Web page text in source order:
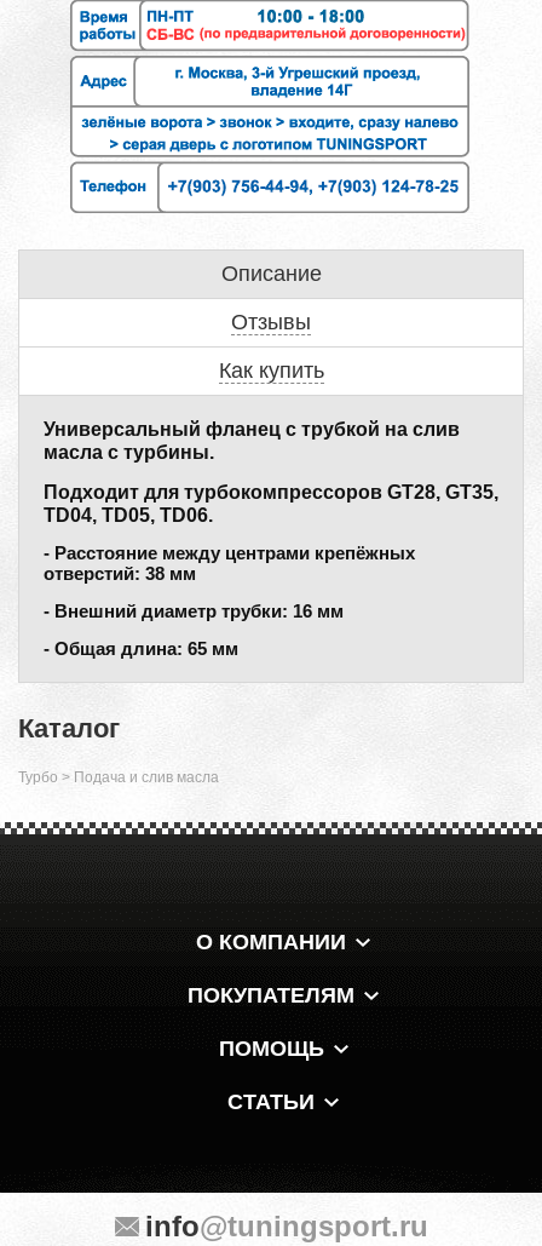
Описание
Отзывы
Как купить
Универсальный фланец с трубкой на слив
масла с турбины.
Подходит для турбокомпрессоров GT28, GT35,
TD04, TD05, TD06.
- Расстояние между центрами крепёжных
отверстий: 38 мм
- Внешний диаметр трубки: 16 мм
- Общая длина: 65 мм
Каталог
Турбо > Подача и слив масла
О КОМПАНИИ
ПОКУПАТЕЛЯМ
ПОМОЩЬ
СТАТЬИ
info@tuningsport.ru